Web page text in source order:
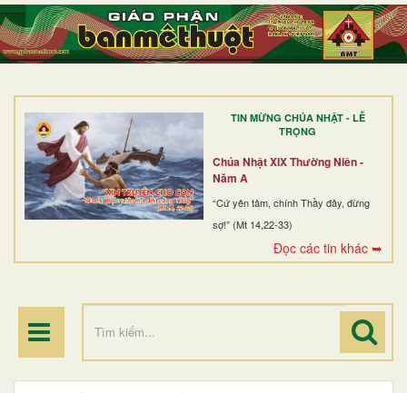
TIN MỪNG CHÚA NHẬT - LỄ
TRỌNG
Chúa Nhật XIX Thường Niên -
Năm A
“Cứ yên tâm, chính Thầy đây, đừng
sợ!” (Mt 14,22-33)
Đọc các tin khác ➥
TRANG NHẤT
GIỚI THIỆU
DÒNG TU
BAN MỤC VỤ
ĐOÀN THỂ CG
ĐIỂM HÀNH HƯƠNG